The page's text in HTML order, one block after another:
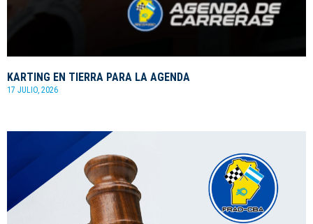
KARTING EN TIERRA PARA LA AGENDA
17 JULIO, 2026